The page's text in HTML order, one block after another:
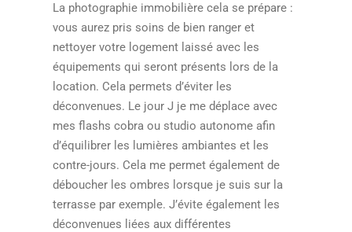
La photographie immobilière cela se prépare :
vous aurez pris soins de bien ranger et
nettoyer votre logement laissé avec les
équipements qui seront présents lors de la
location. Cela permets d’éviter les
déconvenues. Le jour J je me déplace avec
mes flashs cobra ou studio autonome afin
d’équilibrer les lumières ambiantes et les
contre-jours. Cela me permet également de
déboucher les ombres lorsque je suis sur la
terrasse par exemple. J’évite également les
déconvenues liées aux différentes